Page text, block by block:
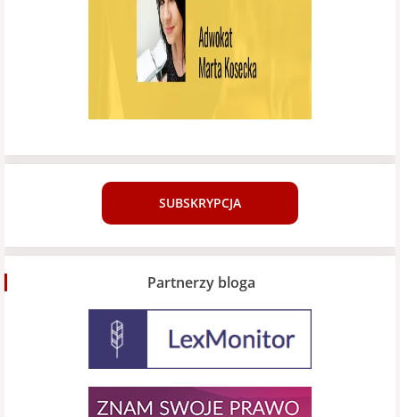
SUBSKRYPCJA
Partnerzy bloga